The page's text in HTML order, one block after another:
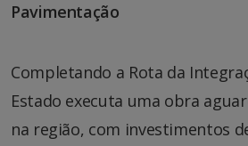
Pavimentação
Completando a Rota da
Estado executa uma obra
na região, com investimentos